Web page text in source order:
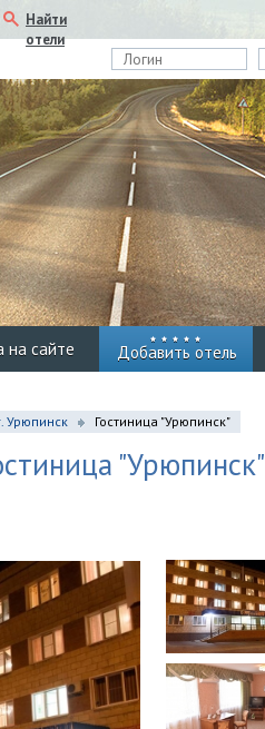
Найти
отели
на сайте Добавить отель
Урюпинск Гостиница "Урюпинск"
"Урюпинск"